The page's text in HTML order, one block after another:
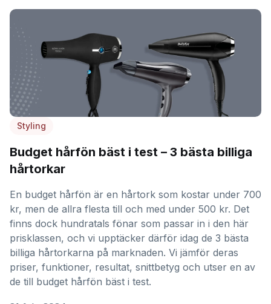
Styling
Budget hårfön bäst i test – 3 bästa billiga
hårtorkar
En budget hårfön är en hårtork som kostar under 700
kr, men de allra flesta till och med under 500 kr. Det
finns dock hundratals fönar som passar in i den här
prisklassen, och vi upptäcker därför idag de 3 bästa
billiga hårtorkarna på marknaden. Vi jämför deras
priser, funktioner, resultat, snittbetyg och utser en av
de till budget hårfön bäst i test.